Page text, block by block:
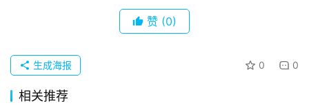
发
登录
赞 (0)
0 0
生成海报
相关推荐